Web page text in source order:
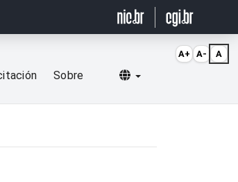
Sobre Selecionar idioma
A+ A- A